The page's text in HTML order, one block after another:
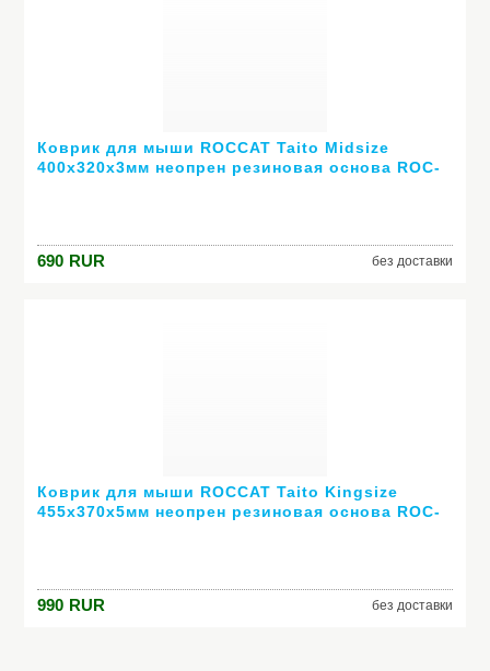
Коврик для мыши ROCCAT Taito Midsize
400х320х3мм неопрен резиновая основа ROC-
690 RUR без доставки
Коврик для мыши ROCCAT Taito Kingsize
455х370x5мм неопрен резиновая основа ROC-
990 RUR без доставки